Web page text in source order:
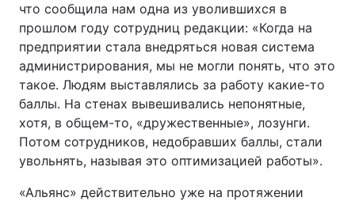
что сообщила нам одна из уволившихся в
прошлом году сотрудниц редакции: «Когда на
предприятии стала внедряться новая система
администрирования, мы не могли понять, что это
такое. Людям выставлялись за работу какие-то
баллы. На стенах вывешивались непонятные,
хотя, в общем-то, «дружественные», лозунги.
Потом сотрудников, недобравших баллы, стали
увольнять, называя это оптимизацией работы».
«Альянс» действительно уже на протяжении